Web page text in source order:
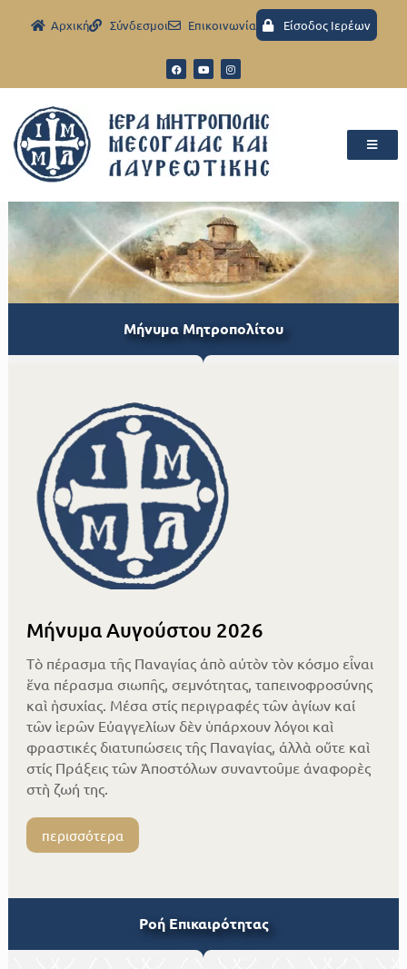
Aρχική Σύνδεσμοι Eπικοινωνία Είσοδος Ιερέων
Μήνυμα Μητροπολίτου
Μήνυμα Αυγούστου 2026
Τὸ πέρασμα τῆς Παναγίας ἀπὸ αὐτὸν τὸν κόσμο εἶναι
ἕνα πέρασμα σιωπῆς, σεμνότητας, ταπεινοφροσύνης
καὶ ἡσυχίας. Μέσα στίς περιγραφές τῶν ἁγίων καί
τῶν ἱερῶν Εὐαγγελίων δὲν ὑπάρχουν λόγοι καὶ
φραστικές διατυπώσεις τῆς Παναγίας, ἀλλὰ οὔτε καὶ
στίς Πράξεις τῶν Ἀποστόλων συναντοῦμε ἀναφορὲς
στὴ ζωή της.
περισσότερα
Ροή Επικαιρότητας